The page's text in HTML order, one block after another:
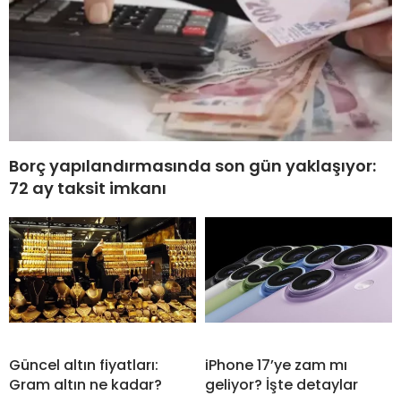
Borç yapılandırmasında son gün yaklaşıyor:
72 ay taksit imkanı
Güncel altın fiyatları:
Gram altın ne kadar?
iPhone 17’ye zam mı
geliyor? İşte detaylar